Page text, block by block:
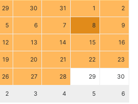
29 30 31 1 2
5 6 7 8 9
12 13 14 15 16
19 20 21 22 23
26 27 28 29 30
2 3 4 5 6